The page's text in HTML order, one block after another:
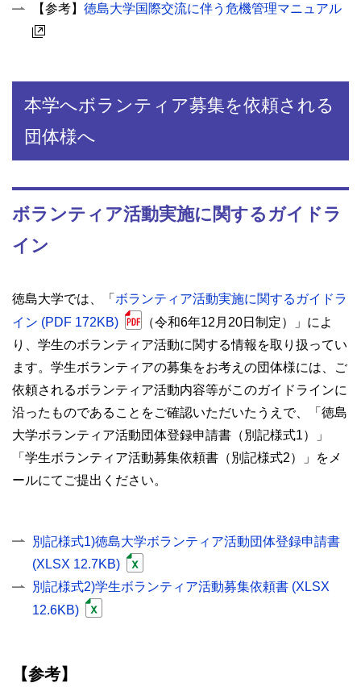
【参考】 徳島大学国際交流に伴う危機管理マニュアル
本学へボランティア募集を依頼される
団体様へ
ボランティア活動実施に関するガイドラ
イン
徳島大学では、「 ボランティア活動実施に関するガイドラ
イン (PDF 172KB)
（令和6年12月20日制定）」によ
り、学生のボランティア活動に関する情報を取り扱ってい
ます。学生ボランティアの募集をお考えの団体様には、ご
依頼されるボランティア活動内容等がこのガイドラインに
沿ったものであることをご確認いただいたうえで、「徳島
大学ボランティア活動団体登録申請書（別記様式1）」
「学生ボランティア活動募集依頼書（別記様式2）」をメ
ールにてご提出ください。
別記様式1)徳島大学ボランティア活動団体登録申請書
(XLSX 12.7KB)
別記様式2)学生ボランティア活動募集依頼書 (XLSX
12.6KB)
【参考】